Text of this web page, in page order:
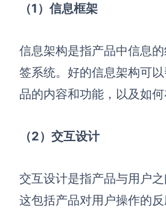
（1）信息框架
信息架构是指产品中信息
签系统。好的信息架构可
品的内容和功能，以及如何
（2）交互设计
交互设计是指产品与用户之
这包括产品对用户操作的